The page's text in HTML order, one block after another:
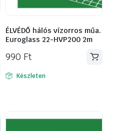
ÉLVÉDŐ hálós vízorros műa.
Euroglass 22-HVP200 2m
990 Ft
Készleten